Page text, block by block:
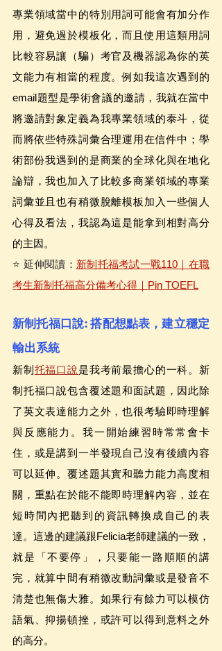
專業領域當中的特別用詞可能會有加分作
用，避免過於模板化，而且使用這類用詞
比較容易讓（騙）考官及機器認為你的英
文能力有相當的程度。例如我這次遇到的
email題型是學術會議的邀請，我就在當中
將邀請對象定義為我專業領域的泰斗，從
而將依些特殊詞彙合理運用在信件中；學
術部份我遇到的是商業的全球化與在地化
論辯，我也加入了比較多商業領域的專業
詞彙並且也有稍微脫離模板加入一些個人
心得及看法，我認為這是能拿到相對高分
的主因。
⭐️ 延伸閱讀： 新制托福考試一戰110｜在職
考生新制托福高分備考心得｜Pin TOEFL
新制托福口說: 搭配想點表，建立穩定
輸出系統
新制 托福口說是我考前最擔心的一科。新
制托福口說包含覆述題和面試題，因此除
了英文表達能力之外，也很考驗即時理解
與反應能力。我一開始練習時常常會卡
住，或是講到一半發現自己沒有後續內容
可以延伸。覆述題其實和聽力能力高度相
關，重點在於能不能即時理解內容，並在
短時間內把聽到的資訊轉換成自己的表
達。這邊的建議跟Felicia老師建議的一致，
就是「不要停」，只要能一路順順的講
完，就算中間有稍微改動詞彙或是發音不
清楚也無傷大雅。如果行有餘力可以模仿
語氣、抑揚頓挫，或許可以得到意料之外
的高分。